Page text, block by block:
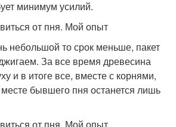
минимум усилий.
небольшой то срок меньше, пакет
За все время древесина
и в итоге все, вместе с корнями,
бывшего пня останется лишь